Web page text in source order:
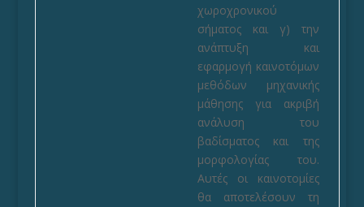
χωροχρονικού
σήματος και γ) την
ανάπτυξη και
εφαρμογή καινοτόμων
μεθόδων μηχανικής
μάθησης για ακριβή
ανάλυση του
βαδίσματος και της
μορφολογίας του.
Αυτές οι καινοτομίες
θα αποτελέσουν τη